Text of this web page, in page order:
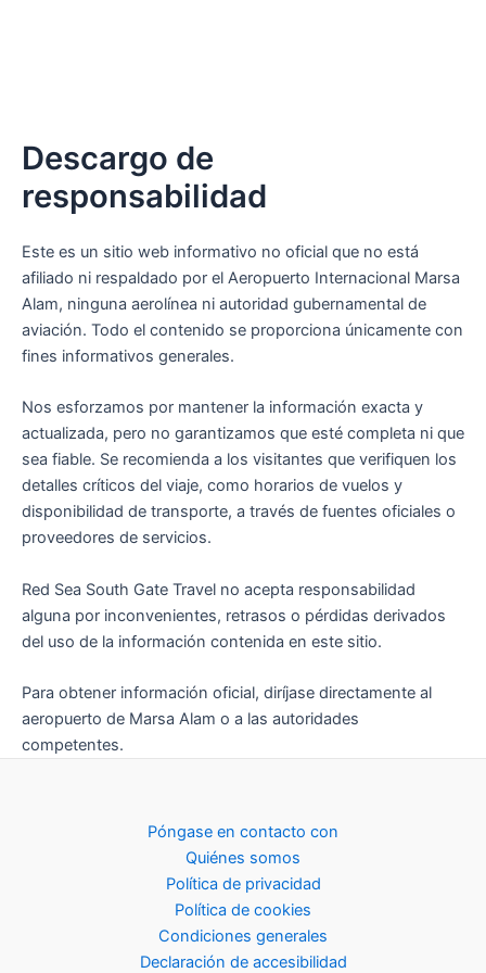
Descargo de
responsabilidad
Este es un sitio web informativo no oficial que no está
afiliado ni respaldado por el Aeropuerto Internacional Marsa
Alam, ninguna aerolínea ni autoridad gubernamental de
aviación. Todo el contenido se proporciona únicamente con
fines informativos generales.
Nos esforzamos por mantener la información exacta y
actualizada, pero no garantizamos que esté completa ni que
sea fiable. Se recomienda a los visitantes que verifiquen los
detalles críticos del viaje, como horarios de vuelos y
disponibilidad de transporte, a través de fuentes oficiales o
proveedores de servicios.
Red Sea South Gate Travel no acepta responsabilidad
alguna por inconvenientes, retrasos o pérdidas derivados
del uso de la información contenida en este sitio.
Para obtener información oficial, diríjase directamente al
aeropuerto de Marsa Alam o a las autoridades
competentes.
Póngase en contacto con
Quiénes somos
Política de privacidad
Política de cookies
Condiciones generales
Declaración de accesibilidad